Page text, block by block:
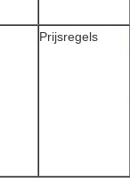
Prijsregels